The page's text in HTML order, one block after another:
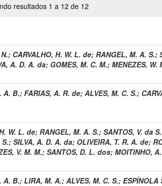
resultados 1 a 12 de 12
; CARVALHO, H. W. L. de; RANGEL, M. A. S.;
A. D. A. da; GOMES, M. C. M.; MENEZES, W.
A. B.; FARIAS, A. R. de; ALVES, M. C. S.;
W. L. de; RANGEL, M. A. S.; SANTOS, V. da S.
; SILVA, A. D. A. da; OLIVEIRA, T. R. A. de;
V. M. M.; SANTOS, D. L. dos; MOITINHO,
A. B.; LIRA, M. A.; ALVES, M. C. S.; ESPÍNOLA